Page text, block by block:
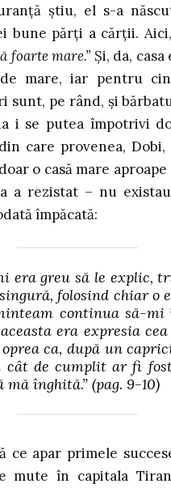
știu, el s-a
bune părți a cărții.
foarte mare.” Și, da,
mare, iar pentru
sunt, pe rând, și
i se putea împotrivi
care provenea,
o casă mare
a rezistat – nu
împăcată:
era greu să le explic,
folosind chiar o
continua să-mi
era expresia
ca, după un
de cumplit ar fi
înghită.” (pag. 9-10)
ce apar primele
mute în capitala